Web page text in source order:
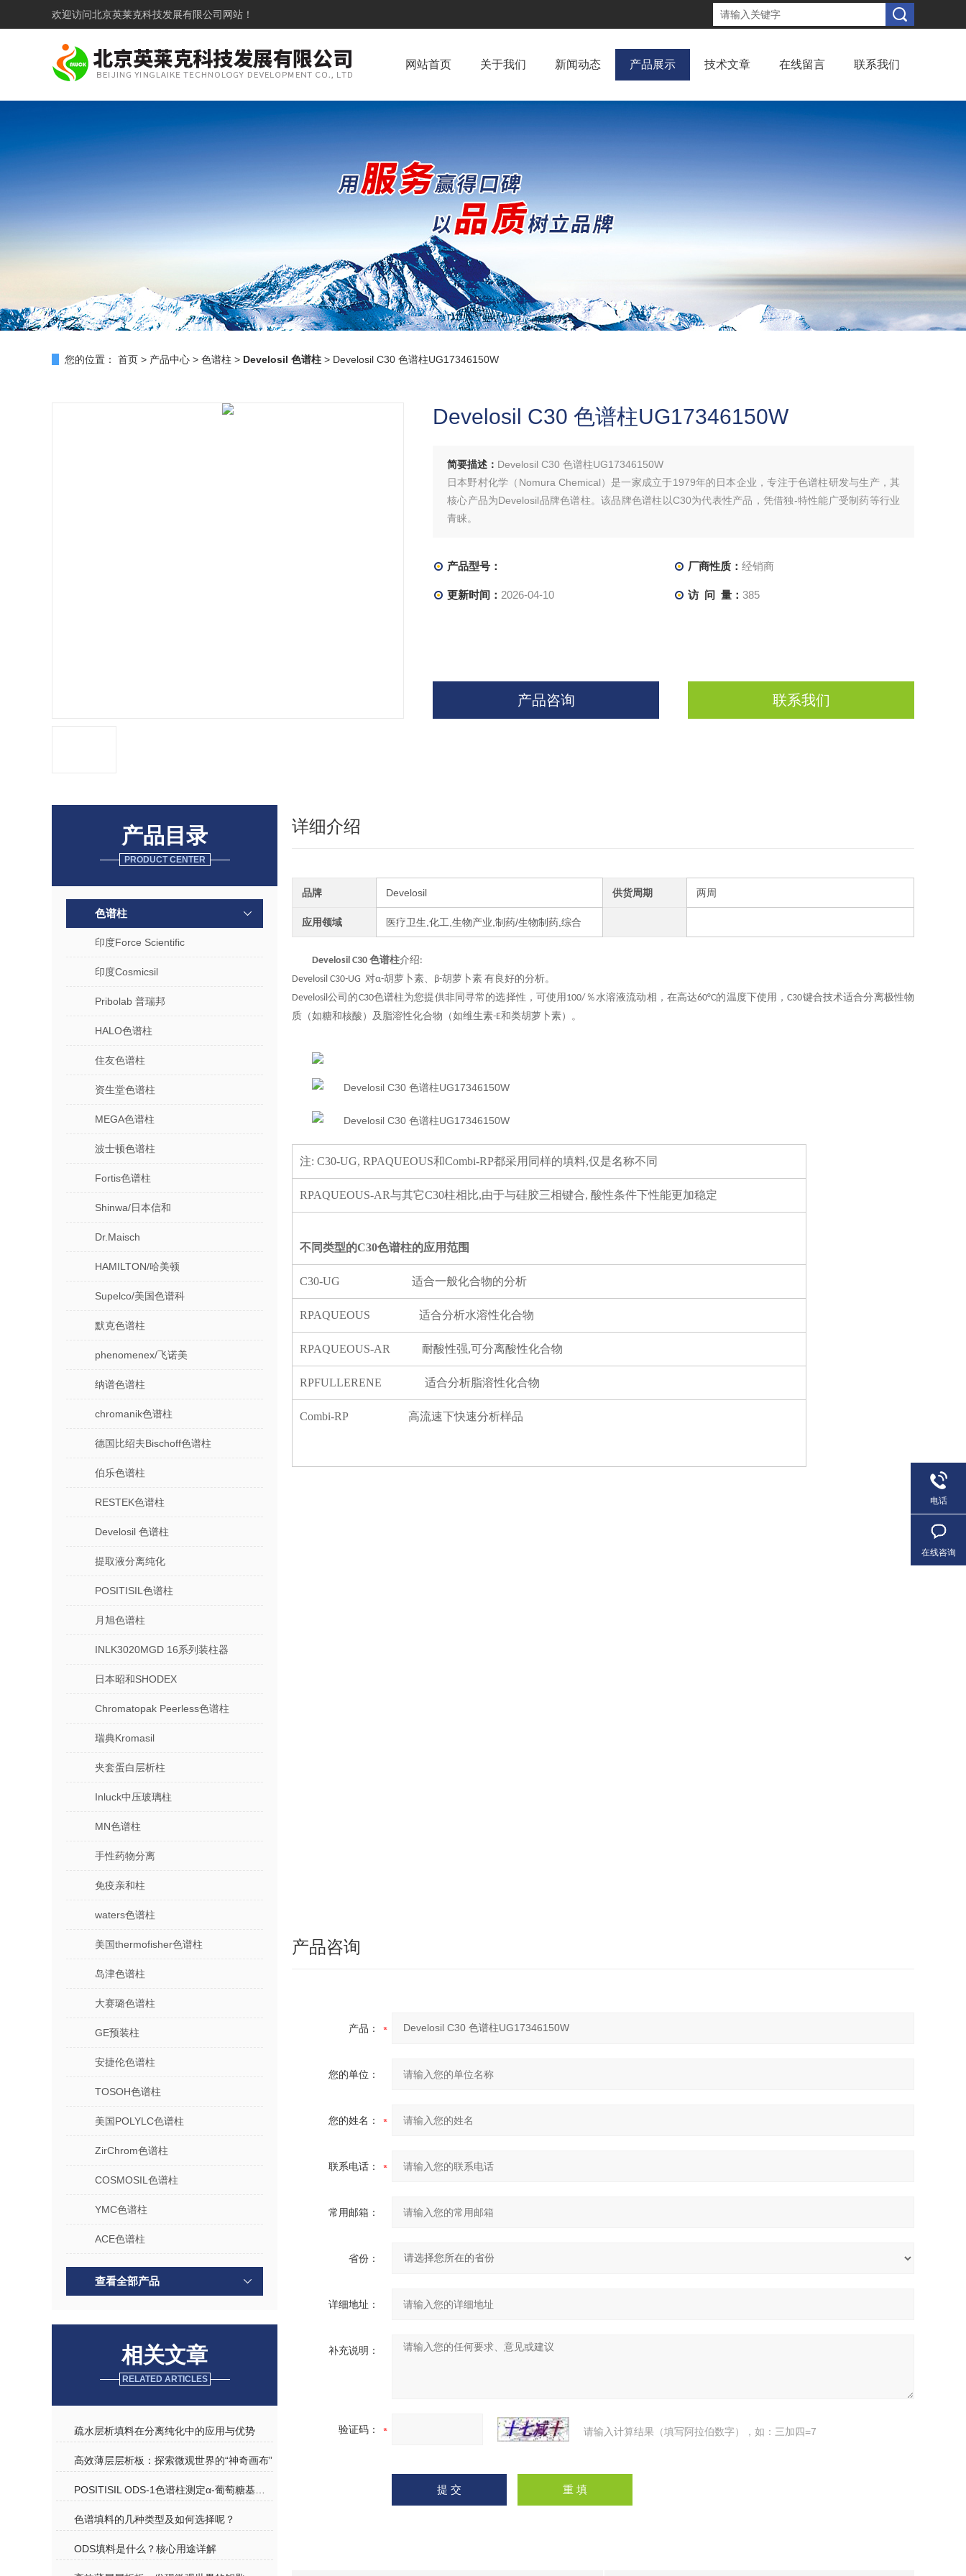
欢迎访问北京英莱克科技发展有限公司网站！
网站首页 关于我们 新闻动态 产品展示 技术文章 在线留言 联系我们
您的位置： 首页 > 产品中心 > 色谱柱 > Develosil 色谱柱 > Develosil C30 色谱柱UG17346150W
Develosil C30 色谱柱UG17346150W
简要描述： Develosil C30 色谱柱UG17346150W
日本野村化学（Nomura Chemical）是一家成立于1979年的日本企业，专注于色谱柱研发与生产，其
核心产品为Develosil品牌色谱柱。该品牌色谱柱以C30为代表性产品，凭借独-特性能广受制药等行业
青睐。
产品型号： 厂商性质： 经销商
更新时间： 2026-04-10 访 问 量： 385
产品咨询 联系我们
产品目录
PRODUCT CENTER
色谱柱
印度Force Scientific
印度Cosmicsil
Pribolab 普瑞邦
HALO色谱柱
住友色谱柱
资生堂色谱柱
MEGA色谱柱
波士顿色谱柱
Fortis色谱柱
Shinwa/日本信和
Dr.Maisch
HAMILTON/哈美顿
Supelco/美国色谱科
默克色谱柱
phenomenex/飞诺美
纳谱色谱柱
chromanik色谱柱
德国比绍夫Bischoff色谱柱
伯乐色谱柱
RESTEK色谱柱
Develosil 色谱柱
提取液分离纯化
POSITISIL色谱柱
月旭色谱柱
INLK3020MGD 16系列装柱器
日本昭和SHODEX
Chromatopak Peerless色谱柱
瑞典Kromasil
夹套蛋白层析柱
Inluck中压玻璃柱
MN色谱柱
手性药物分离
免疫亲和柱
waters色谱柱
美国thermofisher色谱柱
岛津色谱柱
大赛璐色谱柱
GE预装柱
安捷伦色谱柱
TOSOH色谱柱
美国POLYLC色谱柱
ZirChrom色谱柱
COSMOSIL色谱柱
YMC色谱柱
ACE色谱柱
查看全部产品
相关文章
RELATED ARTICLES
疏水层析填料在分离纯化中的应用与优势
高效薄层层析板：探索微观世界的“神奇画布”
色谱填料的几种类型及如何选择呢？
ODS填料是什么？核心用途详解
详细介绍
品牌 Develosil 供货周期 两周
应用领域 医疗卫生,化工,生物产业,制药/生物制药,综合
Develosil C30 色谱柱介绍:
Develosil C30-UG 对α-胡萝卜素、β-胡萝卜素 有良好的分析。
Develosil公司的C30色谱柱为您提供非同寻常的选择性，可使用100/％水溶液流动相，在高达60°C的温度下使用，C30键合技术适合分离极性物
质（如糖和核酸）及脂溶性化合物（如维生素-E和类胡萝卜素）。
注: C30-UG, RPAQUEOUS和Combi-RP都采用同样的填料,仅是名称不同
RPAQUEOUS-AR与其它C30柱相比,由于与硅胶三相键合, 酸性条件下性能更加稳定
不同类型的C30色谱柱的应用范围
C30-UG 适合一般化合物的分析
RPAQUEOUS 适合分析水溶性化合物
RPAQUEOUS-AR 耐酸性强,可分离酸性化合物
RPFULLERENE 适合分析脂溶性化合物
Combi-RP 高流速下快速分析样品
产品咨询
产品：
您的单位：
您的姓名：
联系电话：
常用邮箱：
省份：
详细地址：
补充说明：
验证码： 请输入计算结果（填写阿拉伯数字），如：三加四=7
电话
在线咨询